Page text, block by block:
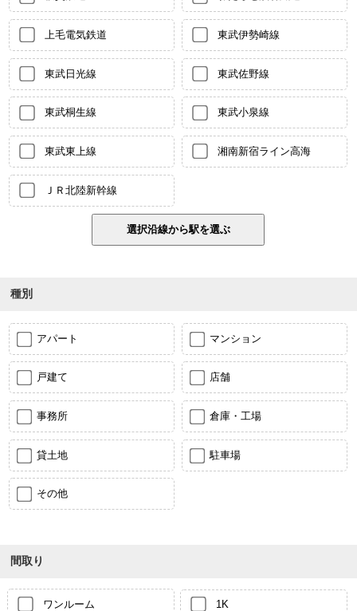
上毛電気鉄道 東武伊勢崎線
東武日光線 東武佐野線
東武桐生線 東武小泉線
東武東上線 湘南新宿ライン高海
ＪＲ北陸新幹線
種別
アパート マンション
戸建て 店舗
事務所 倉庫・工場
貸土地 駐車場
その他
間取り
ワンルーム 1K